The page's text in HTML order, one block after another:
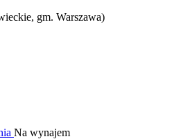
gm. Warszawa)
Na wynajem